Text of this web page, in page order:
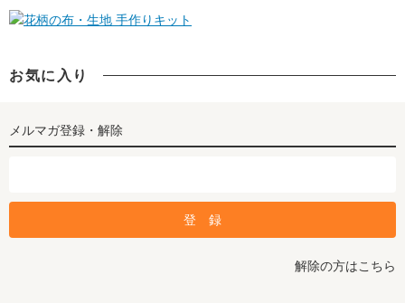
手作りキット
お気に入り
メルマガ登録・解除
解除の方はこちら